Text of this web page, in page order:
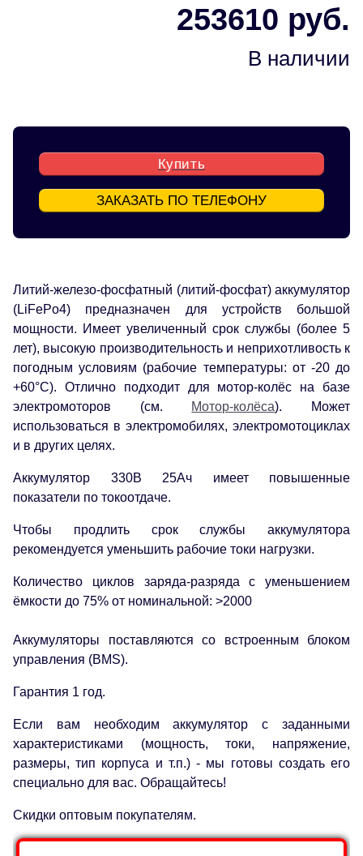
253610 руб.
В наличии
Купить
ЗАКАЗАТЬ ПО ТЕЛЕФОНУ
Литий-железо-фосфатный (литий-фосфат) аккумулятор
(LiFePo4) предназначен для устройств большой
мощности. Имеет увеличенный срок службы (более 5
лет), высокую производительность и неприхотливость к
погодным условиям (рабочие температуры: от -20 до
+60°С). Отлично подходит для мотор-колёс на базе
электромоторов (см. Мотор-колёса). Может
использоваться в электромобилях, электромотоциклах
и в других целях.
Аккумулятор 330В 25Ач имеет повышенные
показатели по токоотдаче.
Чтобы продлить срок службы аккумулятора
рекомендуется уменьшить рабочие токи нагрузки.
Количество циклов заряда-разряда с уменьшением
ёмкости до 75% от номинальной: >2000
Аккумуляторы поставляются со встроенным блоком
управления (BMS).
Гарантия 1 год.
Если вам необходим аккумулятор с заданными
характеристиками (мощность, токи, напряжение,
размеры, тип корпуса и т.п.) - мы готовы создать его
специально для вас. Обращайтесь!
Скидки оптовым покупателям.